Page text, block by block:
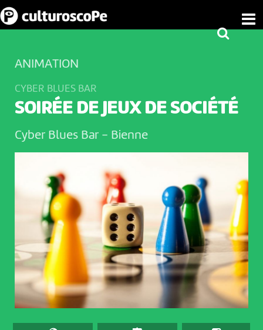
ANIMATION
CYBER BLUES BAR
SOIRÉE DE JEUX DE SOCIÉTÉ
Cyber Blues Bar - Bienne